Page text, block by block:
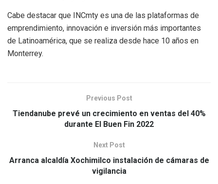
Cabe destacar que INCmty es una de las plataformas de
emprendimiento, innovación e inversión más importantes
de Latinoamérica, que se realiza desde hace 10 años en
Monterrey.
Previous Post
Tiendanube prevé un crecimiento en ventas del 40%
durante El Buen Fin 2022
Next Post
Arranca alcaldía Xochimilco instalación de cámaras de
vigilancia